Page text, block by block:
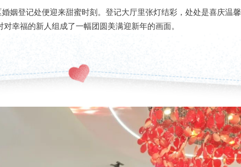
姻登记处便迎来甜蜜时刻。登记大厅里张灯结彩，处处是喜庆温馨
幸福的新人组成了一幅团圆美满迎新年的画面。